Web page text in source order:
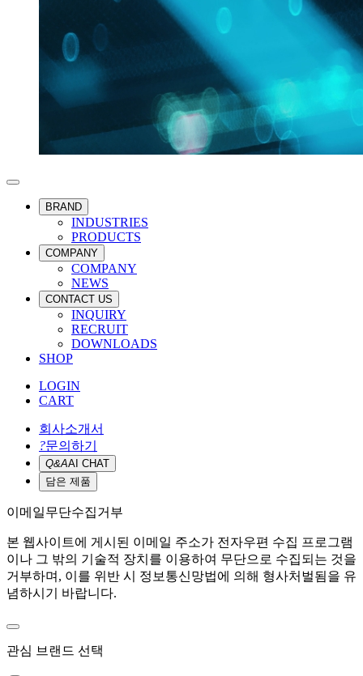
BRAND
INDUSTRIES
PRODUCTS
COMPANY
COMPANY
NEWS
CONTACT US
INQUIRY
RECRUIT
DOWNLOADS
SHOP
LOGIN
CART
회사소개서
?문의하기
Q&AAI CHAT
담은 제품
이메일무단수집거부
본 웹사이트에 게시된 이메일 주소가 전자우편 수집 프로그램
이나 그 밖의 기술적 장치를 이용하여 무단으로 수집되는 것을
거부하며, 이를 위반 시 정보통신망법에 의해 형사처벌됨을 유
념하시기 바랍니다.
관심 브랜드 선택